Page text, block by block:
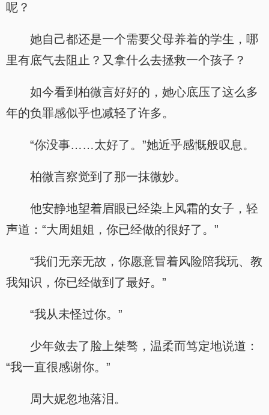
呢？
她自己都还是一个需要父母养着的学生，哪
里有底气去阻止？又拿什么去拯救一个孩子？
如今看到柏微言好好的，她心底压了这么多
年的负罪感似乎也减轻了许多。
“你没事……太好了。”她近乎感慨般叹息。
柏微言察觉到了那一抹微妙。
他安静地望着眉眼已经染上风霜的女子，轻
声道：“大周姐姐，你已经做的很好了。”
“我们无亲无故，你愿意冒着风险陪我玩、教
我知识，你已经做到了最好。”
“我从未怪过你。”
少年敛去了脸上桀骜，温柔而笃定地说道：
“我一直很感谢你。”
周大妮忽地落泪。